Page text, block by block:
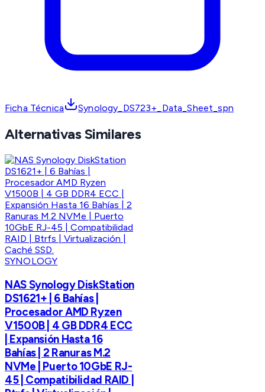
Ficha Técnica Synology_DS723+_Data_Sheet_spn
Alternativas Similares
SYNOLOGY
NAS Synology DiskStation
DS1621+ | 6 Bahías |
Procesador AMD Ryzen
V1500B | 4 GB DDR4 ECC
| Expansión Hasta 16
Bahías | 2 Ranuras M.2
NVMe | Puerto 10GbE RJ-
45 | Compatibilidad RAID |